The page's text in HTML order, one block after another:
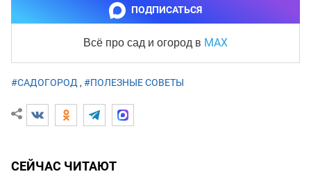
ПОДПИСАТЬСЯ
Всё про сад и огород в MAX
#САДОГОРОД , #ПОЛЕЗНЫЕ СОВЕТЫ
СЕЙЧАС ЧИТАЮТ